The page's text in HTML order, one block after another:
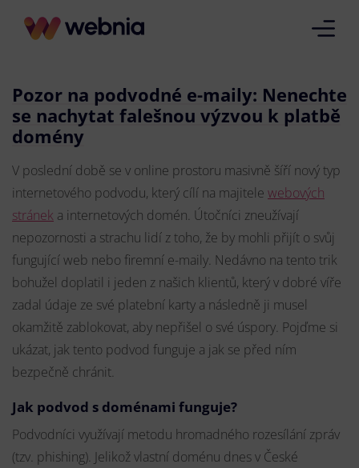
Pozor na podvodné e-maily: Nenechte
se nachytat falešnou výzvou k platbě
domény
V poslední době se v online prostoru masivně šíří nový typ
internetového podvodu, který cílí na majitele webových
stránek a internetových domén. Útočníci zneužívají
nepozornosti a strachu lidí z toho, že by mohli přijít o svůj
fungující web nebo firemní e-maily. Nedávno na tento trik
bohužel doplatil i jeden z našich klientů, který v dobré víře
zadal údaje ze své platební karty a následně ji musel
okamžitě zablokovat, aby nepřišel o své úspory. Pojďme si
ukázat, jak tento podvod funguje a jak se před ním
bezpečně chránit.
Jak podvod s doménami funguje?
Podvodníci využívají metodu hromadného rozesílání zpráv
(tzv. phishing). Jelikož vlastní doménu dnes v České